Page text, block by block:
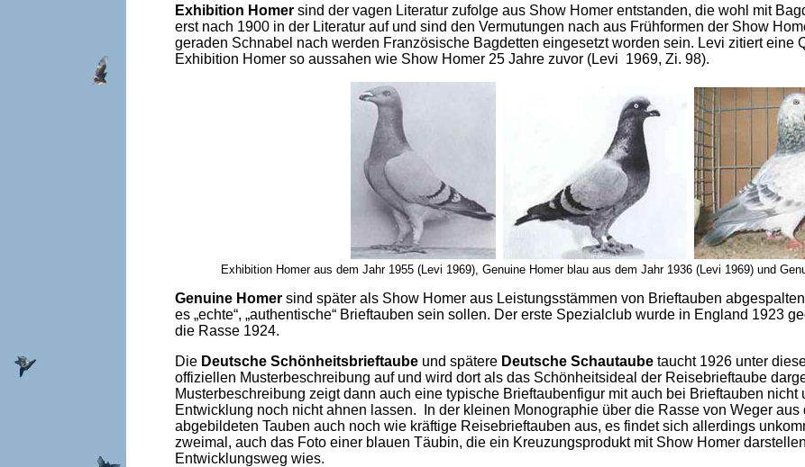
Exhibition Homer sind der vagen Literatur zufolge aus Show Homer entstanden, die wohl mit
erst nach 1900 in der Literatur auf und sind den Vermutungen nach aus Frühformen der Show
geraden Schnabel nach werden Französische Bagdetten eingesetzt worden sein. Levi zitiert eine
Exhibition Homer so aussahen wie Show Homer 25 Jahre zuvor (Levi 1969, Zi. 98).
Exhibition Homer aus dem Jahr 1955 (Levi 1969), Genuine Homer blau aus dem Jahr 1936 (Levi 1969) und
Genuine Homer sind später als Show Homer aus Leistungsstämmen von Brieftauben
es „echte“, „authentische“ Brieftauben sein sollen. Der erste Spezialclub wurde in England 1923
die Rasse 1924.
Die Deutsche Schönheitsbrieftaube und spätere Deutsche Schautaube taucht 1926 unter
offiziellen Musterbeschreibung auf und wird dort als das Schönheitsideal der Reisebrieftaube
Musterbeschreibung zeigt dann auch eine typische Brieftaubenfigur mit auch bei Brieftauben
Entwicklung noch nicht ahnen lassen. In der kleinen Monographie über die Rasse von Weger aus
abgebildeten Tauben auch noch wie kräftige Reisebrieftauben aus, es findet sich allerdings
zweimal, auch das Foto einer blauen Täubin, die ein Kreuzungsprodukt mit Show Homer
Entwicklungsweg wies.